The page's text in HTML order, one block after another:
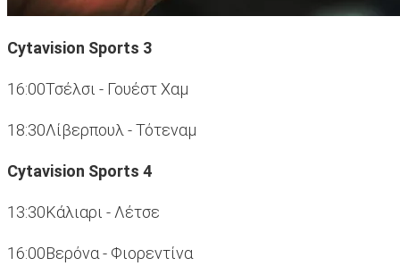
Cytavision Sports 3
16:00Τσέλσι - Γουέστ Χαμ
18:30Λίβερπουλ - Τότεναμ
Cytavision Sports 4
13:30Κάλιαρι - Λέτσε
16:00Βερόνα - Φιορεντίνα